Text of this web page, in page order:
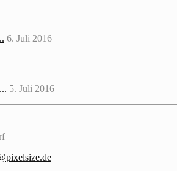
6. Juli 2016
5. Juli 2016